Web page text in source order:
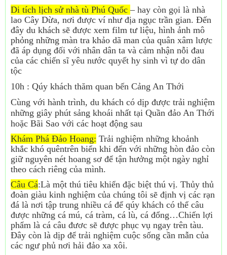
Di tích lịch sử nhà tù Phú Quốc – hay còn gọi là nhà
lao Cây Dừa, nơi được ví như địa ngục trần gian. Đến
đây du khách sẽ được xem film tư liệu, hình ảnh mô
phỏng những màn tra khảo dã man của quân xâm lược
đã áp dụng đối với nhân dân ta và cảm nhận nỗi đau
của các chiến sĩ yêu nước quyết hy sinh vì tự do dân
tộc
10h : Qúy khách thăm quan bến Cảng An Thới
Cùng với hành trình, du khách có dịp được trải nghiệm
những giây phút sảng khoái nhất tại Quần đảo An Thới
hoặc Bãi Sao với các hoạt động sau
Khám Phá Đảo Hoang: Trải nghiệm những khoảnh
khắc khó quêntrên biển khi đến với những hòn đảo còn
giữ nguyên nét hoang sơ để tận hưởng một ngày nghỉ
theo cách riêng của mình.
Câu Cá:Là một thú tiêu khiển đặc biệt thú vị. Thủy thủ
đoàn giàu kinh nghiệm của chúng tôi sẽ định vị các rạn
đá là nơi tập trung nhiều cá để qúy khách có thể câu
được những cá mú, cá tràm, cá lù, cá đổng…Chiến lợi
phẩm là cá câu đươc sẽ được phục vụ ngay trên tàu.
Đây còn là dịp để trải nghiệm cuộc sống cần mẫn của
các ngư phủ nơi hải đảo xa xôi.